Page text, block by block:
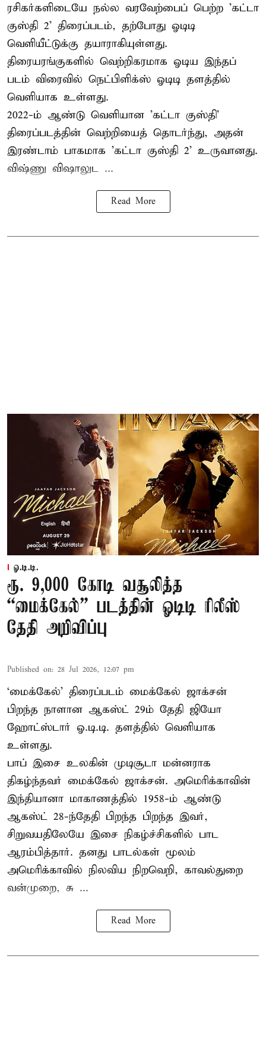
ரசிகர்களிடையே நல்ல வரவேற்பைப் பெற்ற 'கட்டா
குஸ்தி 2' திரைப்படம், தற்போது ஓடிடி
வெளியீட்டுக்கு தயாராகியுள்ளது.
திரையரங்குகளில் வெற்றிகரமாக ஓடிய இந்தப்
படம் விரைவில் நெட்பிளிக்ஸ் ஓடிடி தளத்தில்
வெளியாக உள்ளது.
2022-ம் ஆண்டு வெளியான 'கட்டா குஸ்தி'
திரைப்படத்தின் வெற்றியைத் தொடர்ந்து, அதன்
இரண்டாம் பாகமாக 'கட்டா குஸ்தி 2' உருவானது.
விஷ்ணு விஷாலுட ...
Read More
ஓ.டி.டி.
ரூ. 9,000 கோடி வசூலித்த
“மைக்கேல்” படத்தின் ஓடிடி ரிலீஸ்
தேதி அறிவிப்பு
Published on: 28 Jul 2026, 12:07 pm
‘மைக்கேல்’ திரைப்படம் மைக்கேல் ஜாக்சன்
பிறந்த நாளான ஆகஸ்ட் 29ம் தேதி ஜியோ
ஹோட்ஸ்டார் ஓ.டி.டி. தளத்தில் வெளியாக
உள்ளது.
பாப் இசை உலகின் முடிசூடா மன்னராக
திகழ்ந்தவர் மைக்கேல் ஜாக்சன். அமெரிக்காவின்
இந்தியானா மாகாணத்தில் 1958-ம் ஆண்டு
ஆகஸ்ட் 28-ந்தேதி பிறந்த பிறந்த இவர்,
சிறுவயதிலேயே இசை நிகழ்ச்சிகளில் பாட
ஆரம்பித்தார். தனது பாடல்கள் மூலம்
அமெரிக்காவில் நிலவிய நிறவெறி, காவல்துறை
வன்முறை, சு ...
Read More